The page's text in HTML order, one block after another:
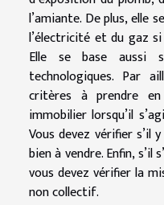
l’amiante. De plus, elle
l’électricité et du gaz
Elle se base aussi
technologiques. Par
critères à prendre
immobilier lorsqu’il
Vous devez vérifier s’il
bien à vendre. Enfin, s’il
vous devez vérifier la
non collectif.